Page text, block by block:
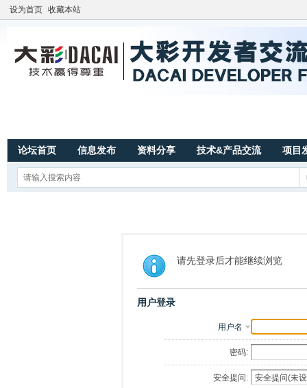
设为首页 收藏本站
论坛首页 信息发布 资料分享 技术&产品交流 项目
请先登录后才能继续浏览
用户登录
用户名
密码:
安全提问: